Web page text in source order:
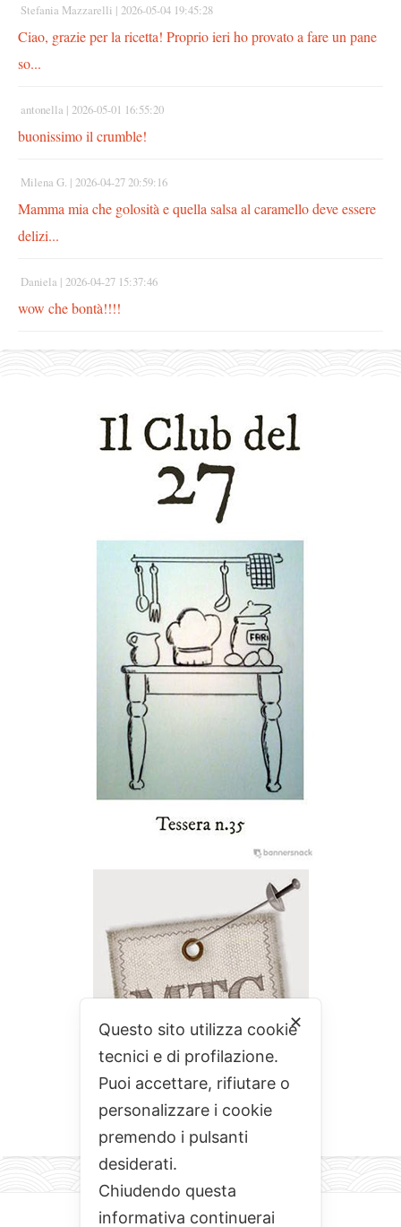
Stefania Mazzarelli | 2026-05-04 19:45:28
Ciao, grazie per la ricetta! Proprio ieri ho provato a fare un pane
so...
antonella | 2026-05-01 16:55:20
buonissimo il crumble!
Milena G. | 2026-04-27 20:59:16
Mamma mia che golosità e quella salsa al caramello deve essere
delizi...
Daniela | 2026-04-27 15:37:46
wow che bontà!!!!
✕
Questo sito utilizza cookie
tecnici e di profilazione.
Puoi accettare, rifiutare o
personalizzare i cookie
premendo i pulsanti
desiderati.
Chiudendo questa
informativa continuerai